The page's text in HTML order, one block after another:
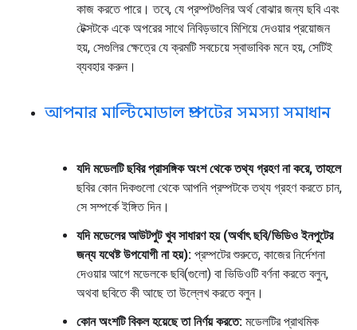
কাজ করতে পারে। তবে, যে প্রম্পটগুলির অর্থ বোঝার জন্য ছবি এবং
টেক্সটকে একে অপরের সাথে নিবিড়ভাবে মিশিয়ে দেওয়ার প্রয়োজন
হয়, সেগুলির ক্ষেত্রে যে ক্রমটি সবচেয়ে স্বাভাবিক মনে হয়, সেটিই
ব্যবহার করুন।
আপনার মাল্টিমোডাল প্রম্পটের সমস্যা সমাধান
যদি মডেলটি ছবির প্রাসঙ্গিক অংশ থেকে তথ্য গ্রহণ না করে, তাহলে
ছবির কোন দিকগুলো থেকে আপনি প্রম্পটকে তথ্য গ্রহণ করতে চান,
সে সম্পর্কে ইঙ্গিত দিন।
যদি মডেলের আউটপুট খুব সাধারণ হয় (অর্থাৎ ছবি/ভিডিও ইনপুটের
জন্য যথেষ্ট উপযোগী না হয়): প্রম্পটের শুরুতে, কাজের নির্দেশনা
দেওয়ার আগে মডেলকে ছবি(গুলো) বা ভিডিওটি বর্ণনা করতে বলুন,
অথবা ছবিতে কী আছে তা উল্লেখ করতে বলুন।
কোন অংশটি বিকল হয়েছে তা নির্ণয় করতে: মডেলটির প্রাথমিক